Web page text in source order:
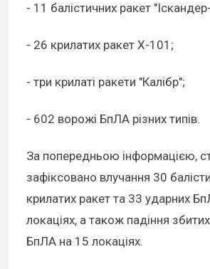
- 11 балістичних ракет
- 26 крилатих ракет Х-101;
- три крилаті ракети "Калібр";
- 602 ворожі БпЛА різних типів.
За попередньою інформацією,
зафіксовано влучання 30
крилатих ракет та 33 ударних
локаціях, а також падіння
БпЛА на 15 локаціях.